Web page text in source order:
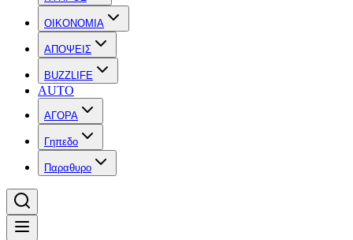
OIKONOMIA
ΑΠΟΨΕΙΣ
BUZZLIFE
AUTO
ΑΓΟΡΑ
Γηπεδο
Παραθυρο